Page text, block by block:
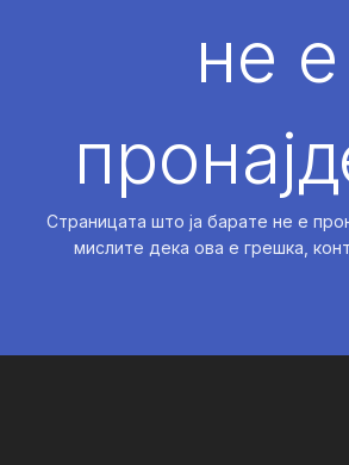
не е
Страницата што ја барате не е
мислите дека ова е грешка,